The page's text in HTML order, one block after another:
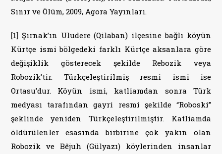
Sınır ve Ölüm, 2009, Agora Yayınları.
[1] Şırnak’ın Uludere (Qilaban) ilçesine bağlı köyün
Kürtçe ismi bölgedeki farklı Kürtçe aksanlara göre
değişiklik gösterecek şekilde Rebozik veya
Robozik’tir. Türkçeleştirilmiş resmi ismi ise
Ortasu’dur. Köyün ismi, katliamdan sonra Türk
medyası tarafından gayri resmi şekilde “Roboski”
şeklinde yeniden Türkçeleştirilmiştir. Katliamda
öldürülenler esasında birbirine çok yakın olan
Robozik ve Bêjuh (Gülyazı) köylerinden insanlar